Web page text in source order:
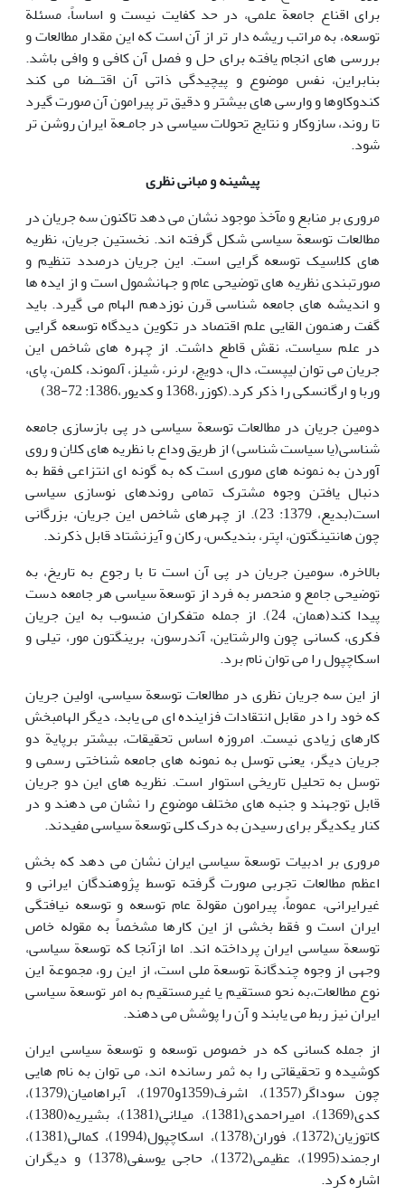
برای اقناع جامعة علمی، در حد کفایت نیست و اساساً، مسئلة
توسعه، به مراتب ریشه دار تر از آن است که این مقدار مطالعات و
بررسی های انجام یافته برای حل و فصل آن کافی و وافی باشد.
بنابراین، نفس موضوع و پیچیدگی ذاتی آن اقتــضا می کند
کندوکاوها و وارسی های بیشتر و دقیق تر پیرامون آن صورت گیرد
تا روند، سازوکار و نتایج تحولات سیاسی در جامـعة ایران روشن تر
شود.
پیشینه و مبانی نظری
مروری بر منابع و مآخذ موجود نشان می دهد تاکنون سه جریان در
مطالعات توسعة سیاسی شکل گرفته اند. نخستین جریان، نظریه
های کلاسیک توسعه گرایی است. این جریان درصدد تنظیم و
صورتبندی نظریه های توضیحی عام و جهانشمول است و از ایده ها
و اندیشه های جامعه شناسی قرن نوزدهم الهام می گیرد. باید
گفت رهنمون القایی علم اقتصاد در تکوین دیدگاه توسعه گرایی
در علم سیاست، نقش قاطع داشت. از چهره های شاخص این
جریان می توان لیپست، دال، دویچ، لرنر، شیلز، آلموند، کلمن، پای،
وربا و ارگانسکی را ذکر کرد.(کوزر،1368 و کدیور،1386: 72-38)
دومین جریان در مطالعات توسعة سیاسی در پی بازسازی جامعه
شناسی(یا سیاست شناسی) از طریق وداع با نظریه های کلان و روی
آوردن به نمونه های صوری است که به گونه ای انتزاعی فقط به
دنبال یافتن وجوه مشترک تمامی روندهای نوسازی سیاسی
است(بدیع، 1379: 23). از چهرهای شاخص این جریان، بزرگانی
چون هانتینگتون، اپتر، بندیکس، رکان و آیزنشتاد قابل ذکرند.
بالاخره، سومین جریان در پی آن است تا با رجوع به تاریخ، به
توضیحی جامع و منحصر به فرد از توسعة سیاسی هر جامعه دست
پیدا کند(همان، 24). از جمله متفکران منسوب به این جریان
فکری، کسانی چون والرشتاین، آندرسون، برینگتون مور، تیلی و
اسکاچپول را می توان نام برد.
از این سه جریان نظری در مطالعات توسعة سیاسی، اولین جریان
که خود را در مقابل انتقادات فزاینده ای می یابد، دیگر الهامبخش
کارهای زیادی نیست. امروزه اساس تحقیقات، بیشتر برپایة دو
جریان دیگر، یعنی توسل به نمونه های جامعه شناختی رسمی و
توسل به تحلیل تاریخی استوار است. نظریه های این دو جریان
قابل توجهند و جنبه های مختلف موضوع را نشان می دهند و در
کنار یکدیگر برای رسیدن به درک کلی توسعة سیاسی مفیدند.
مروری بر ادبیات توسعة سیاسی ایران نشان می دهد که بخش
اعظم مطالعات تجربی صورت گرفته توسط پژوهندگان ایرانی و
غیرایرانی، عموماً، پیرامون مقولة عام توسعه و توسعه نیافتگی
ایران است و فقط بخشی از این کارها مشخصاً به مقوله خاص
توسعة سیاسی ایران پرداخته اند. اما ازآنجا که توسعة سیاسی،
وجهی از وجوه چندگانة توسعة ملی است، از این رو، مجموعة این
نوع مطالعات،به نحو مستقیم یا غیرمستقیم به امر توسعة سیاسی
ایران نیز ربط می یابند و آن را پوشش می دهند.
از جمله کسانی که در خصوص توسعه و توسعة سیاسی ایران
کوشیده و تحقیقاتی را به ثمر رسانده اند، می توان به نام هایی
چون سوداگر(1357)، اشرف(1359و1970)، آبراهامیان(1379)،
کدی(1369)، امیراحمدی(1381)، میلانی(1381)، بشیریه(1380)،
کاتوزیان(1372)، فوران(1378)، اسکاچپول(1994)، کمالی(1381)،
ارجمند(1995)، عظیمی(1372)، حاجی یوسفی(1378) و دیگران
اشاره کرد.